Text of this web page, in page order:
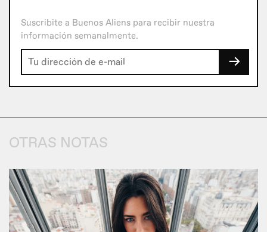
Suscribite a Buenos Aliens para recibir nuestra
información semanalmente.
→
OTRAS NOTAS